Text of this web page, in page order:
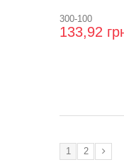
300-100
133,92
1
2